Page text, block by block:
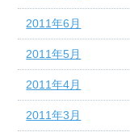
2011年6月
2011年5月
2011年4月
2011年3月